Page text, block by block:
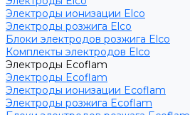
Электроды ионизации Elco
Электроды розжига Elco
Блоки электродов розжига Elco
Комплекты электродов Elco
Электроды Ecoflam
Электроды Ecoflam
Электроды ионизации Ecoflam
Электроды розжига Ecoflam